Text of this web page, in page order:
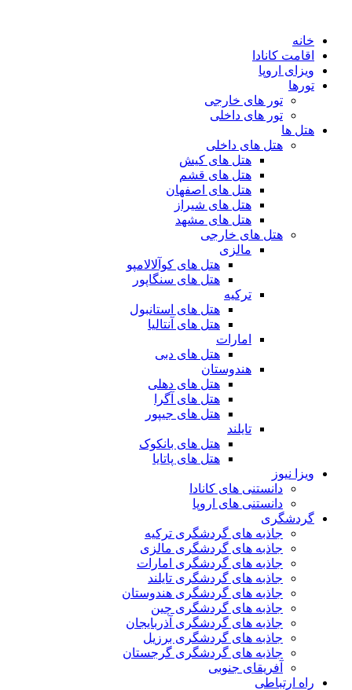
محتوا
خانه
اقامت کانادا
ویزای اروپا
تورها
تور های خارجی
تور های داخلی
هتل ها
هتل های داخلی
هتل های کیش
هتل های قشم
هتل های اصفهان
هتل های شیراز
هتل های مشهد
هتل های خارجی
مالزی
هتل های کوآلالامپو
هتل های سنگاپور
ترکیه
هتل های استانبول
هتل های آنتالیا
امارات
هتل های دبی
هندوستان
هتل های دهلی
هتل های آگرا
هتل های جیپور
تایلند
هتل های بانکوک
هتل های پاتایا
ویزا نیوز
دانستنی های کانادا
دانستنی های اروپا
گردشگری
جاذبه های گردشگری ترکیه
جاذبه های گردشگری مالزی
جاذبه های گردشگری امارات
جاذبه های گردشگری تایلند
جاذبه های گردشگری هندوستان
جاذبه های گردشگری چین
جاذبه های گردشگری آذربایجان
جاذبه های گردشگری برزیل
جاذبه های گردشگری گرجستان
آفریقای جنوبی
راه ارتباطی